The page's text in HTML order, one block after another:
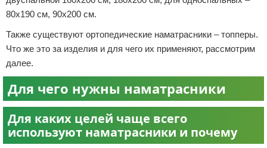
80х190 см, 90х200 см.
Также существуют ортопедические наматрасники – топперы.
Что же это за изделия и для чего их применяют, рассмотрим
далее.
Для чего нужны наматрасники
Для каких целей чаще всего
используют наматрасники и почему